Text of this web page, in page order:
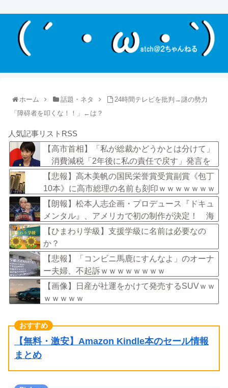
ホーム 話題・ネタ
24時間テレビを批判→謎の勢力
「障碍者を叩くな！！」←は？
人気記事リストRSS
【高市首相】「私が総裁かどうかとは分けて」
消費減税「2年後に私の責任で戻す」発言を
説明
【悲報】高木美帆の国民栄誉賞受賞副賞《包丁
10本》に高市総理の名前も刻印ｗｗｗｗｗｗｗ
ｗｗ
【朗報】松本人志企画・プロデュース『ドキュ
メンタル』、アメリカで初の制作が決定！ 海
外タイトル『LOL』として世界25ヶ国・地域で
展開
【ひまわり学級】支援学級に名前は必要なの
か？
【悲報】「コンビニ馬鹿にすんなよ」のオーナ
ー夫婦、不起訴ｗｗｗｗｗｗｗｗ
【画像】日産が社運をかけて発売するSUVｗｗ
ｗｗｗｗｗ
【無料・激安】Amazon Kindle本のセール情報
まとめ